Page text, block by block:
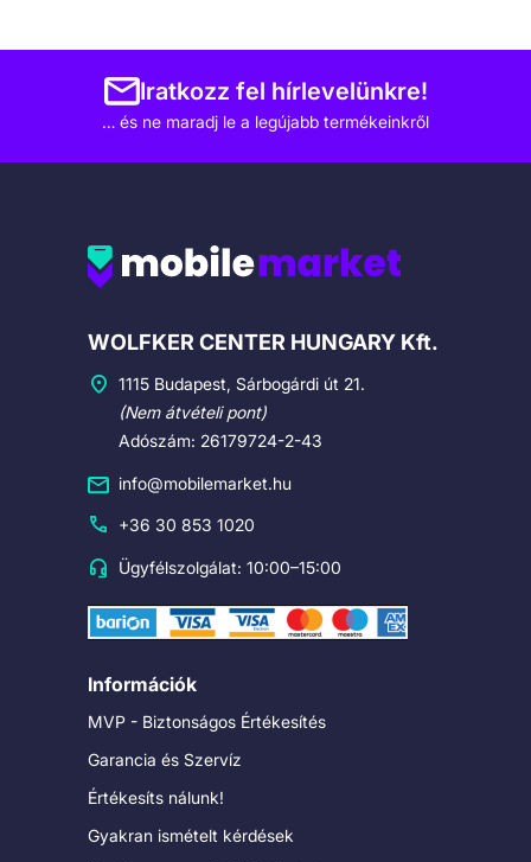
Iratkozz fel hírlevelünkre!
… és ne maradj le a legújabb termékeinkről
Cégadatok
WOLFKER CENTER HUNGARY Kft.
1115 Budapest, Sárbogárdi út 21.
(Nem átvételi pont)
Adószám: 26179724-2-43
info@mobilemarket.hu
+36 30 853 1020
Ügyfélszolgálat: 10:00–15:00
Információk
MVP - Biztonságos Értékesítés
Garancia és Szervíz
Értékesíts nálunk!
Gyakran ismételt kérdések